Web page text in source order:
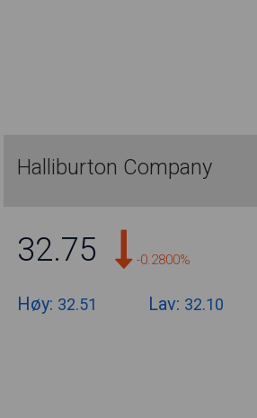
Halliburton Company
32.75 -0.2800%
Høy: 32.51 Lav: 32.10